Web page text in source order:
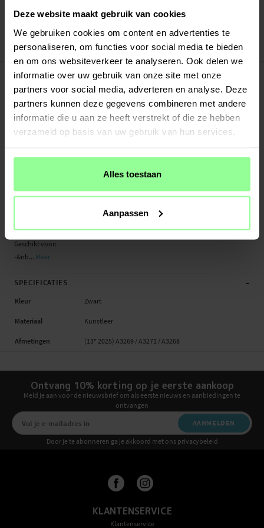
Deze website maakt gebruik van cookies
We gebruiken cookies om content en advertenties te
personaliseren, om functies voor social media te bieden
en om ons websiteverkeer te analyseren. Ook delen we
informatie over uw gebruik van onze site met onze
partners voor social media, adverteren en analyse. Deze
partners kunnen deze gegevens combineren met andere
informatie die u aan ze heeft verstrekt of die ze hebben
verzameld op basis van uw gebruik van hun services.
Alles toestaan
Aanpassen
Veilig betalen met Klarna of Paypal
30 dagen retourrecht
Art number:66842
PRODUCTBESCHRIJVING
Beschermende hoes voor Apple iPad Air 13 2nd Gen (2025) met een
opvouwbare flap die ook dienst doet als standaard. De hoes biedt volledige
Het slanke ontwerp van de hoes zorgt ervoor dat de tablet licht en gemakkelijk
tablet vasthoudt.
positioneren
- Volledige bescherming voor de hele tablet
Geschikt voor:
-&nb... Meer
SPECIFICATIES -
Kleur Zwart
Materiaal Kunstleer
Afmetingen (13" 2025) A3269 / A3271 / A3268
Ontvang 10% korting op je eerste aankoop
Meld je aan voor de nieuwsbrief om als eerste nieuws en aanbiedingen te
ontvangen
AANMELDEN
Door je te abonneren ga je akkoord met ons privacybeleid
KLANTENSERVICE
Klantenservice